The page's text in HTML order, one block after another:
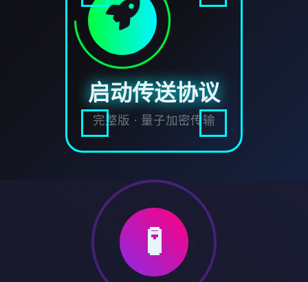
启动传送协议
完整版 · 量子加密传输
🧪